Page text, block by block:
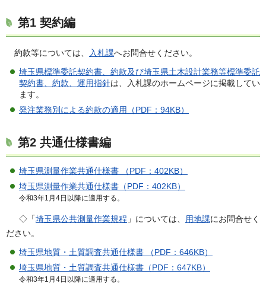
第1 契約編
約款等については、 入札課へお問合せください。
埼玉県標準委託契約書、約款及び埼玉県土木設計業務等標準委託
契約書、約款、運用指針は、入札課のホームページに掲載してい
ます。
発注業務別による約款の適用（PDF：94KB）
第2 共通仕様書編
埼玉県測量作業共通仕様書 （PDF：402KB）
埼玉県測量作業共通仕様書（PDF：402KB）
令和3年1月4日以降に適用する。
◇「埼玉県公共測量作業規程 」については、 用地課にお問合せく
ださい。
埼玉県地質・土質調査共通仕様書 （PDF：646KB）
埼玉県地質・土質調査共通仕様書（PDF：647KB）
令和3年1月4日以降に適用する。